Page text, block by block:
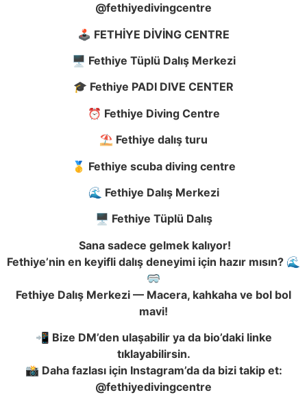
@fethiyedivingcentre
🕹️ FETHİYE DİVİNG CENTRE
🖥️ Fethiye Tüplü Dalış Merkezi
🎓 Fethiye PADI DIVE CENTER
⏰ Fethiye Diving Centre
⛱️ Fethiye dalış turu
🥇 Fethiye scuba diving centre
🌊 Fethiye Dalış Merkezi
🖥️ Fethiye Tüplü Dalış
Sana sadece gelmek kalıyor!
Fethiye’nin en keyifli dalış deneyimi için hazır mısın? 🌊
🥽
Fethiye Dalış Merkezi — Macera, kahkaha ve bol bol
mavi!
📲 Bize DM’den ulaşabilir ya da bio’daki linke
tıklayabilirsin.
📸 Daha fazlası için Instagram’da da bizi takip et:
@fethiyedivingcentre